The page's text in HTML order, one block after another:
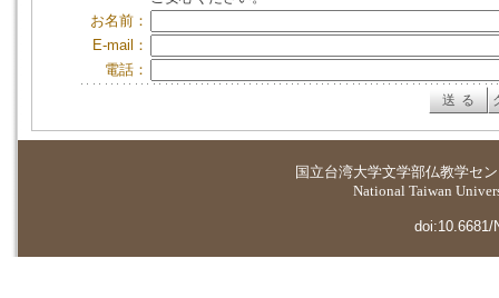
お名前：
E-mail：
電話：
国立台湾大学文学部仏教学セ
National Taiwan
doi:10.6681/